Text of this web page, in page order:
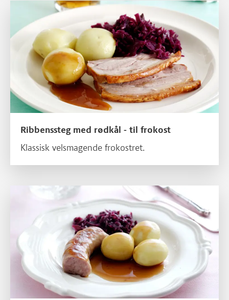
Læs mere om Ribbenssteg med rødkål - til frokost
Ribbenssteg med rødkål - til frokost
Klassisk velsmagende frokostret.
Læs mere om Stegt medisterpølse med rødkål og kartofler